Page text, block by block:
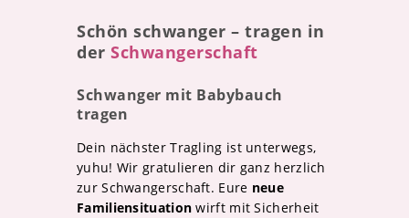
Schön schwanger – tragen in
der Schwangerschaft
Schwanger mit Babybauch
tragen
Dein nächster Tragling ist unterwegs,
yuhu! Wir gratulieren dir ganz herzlich
zur Schwangerschaft. Eure neue
Familiensituation wirft mit Sicherheit